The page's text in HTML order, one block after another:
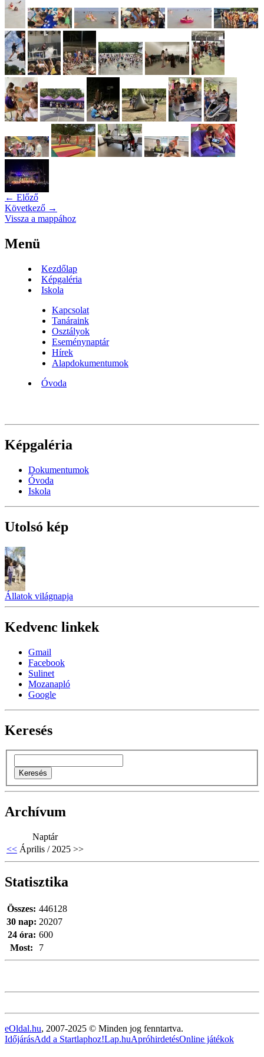
← Előző
Következő →
Vissza a mappához
Menü
Kezdőlap
Képgaléria
Iskola
Kapcsolat
Tanáraink
Osztályok
Eseménynaptár
Hírek
Alapdokumentumok
Óvoda
Képgaléria
Dokumentumok
Óvoda
Iskola
Utolsó kép
Állatok világnapja
Kedvenc linkek
Gmail
Facebook
Sulinet
Mozanapló
Google
Keresés
Archívum
Naptár
<< Április / 2025 >>
Statisztika
Most: 7
Összes: 446128
30 nap: 20207
24 óra: 600
eOldal.hu, 2007-2025 © Minden jog fenntartva.
IdőjárásAdd a Startlaphoz!Lap.huApróhirdetésOnline játékok